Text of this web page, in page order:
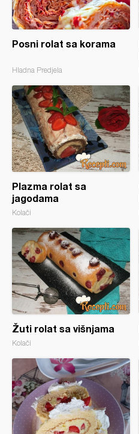
Posni rolat sa korama
Hladna Predjela
Plazma rolat sa
jagodama
Kolači
Žuti rolat sa višnjama
Kolači